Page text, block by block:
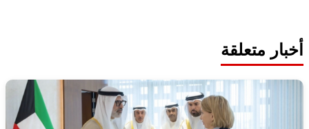
أخبار متعلقة